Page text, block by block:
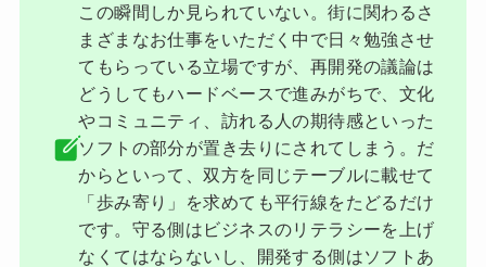
この瞬間しか見られていない。街に関わるさ
まざまなお仕事をいただく中で日々勉強させ
てもらっている立場ですが、再開発の議論は
どうしてもハードベースで進みがちで、文化
やコミュニティ、訪れる人の期待感といった
ソフトの部分が置き去りにされてしまう。だ
からといって、双方を同じテーブルに載せて
「歩み寄り」を求めても平行線をたどるだけ
です。守る側はビジネスのリテラシーを上げ
なくてはならないし、開発する側はソフトあ